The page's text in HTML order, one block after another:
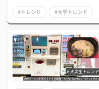
#トレンド #大学トレンド